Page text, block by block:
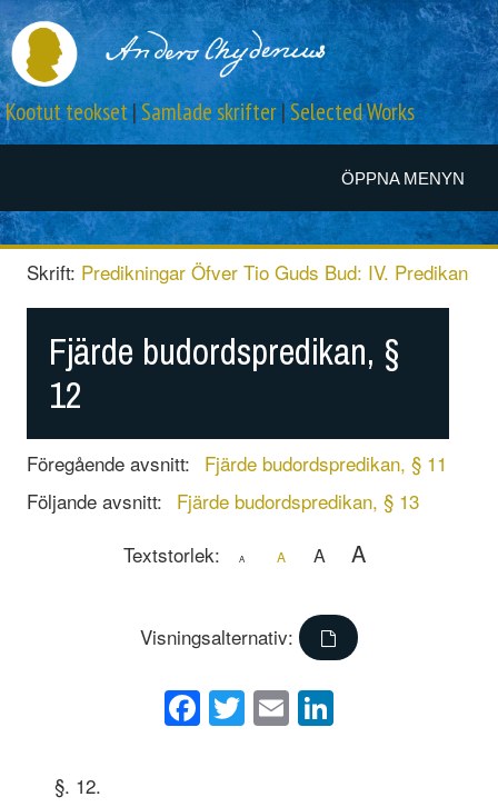
ÖPPNA MENYN
Kootut teokset|Samlade skrifter|Selected Works
Skrift: Predikningar Öfver Tio Guds Bud: IV. Predikan
Fjärde budordspredikan, §
12
Föregående avsnitt: Fjärde budordspredikan, § 11
Följande avsnitt: Fjärde budordspredikan, § 13
Textstorlek:
A A A A
Visningsalternativ:
Facebook
Twitter
Email
§. 12.